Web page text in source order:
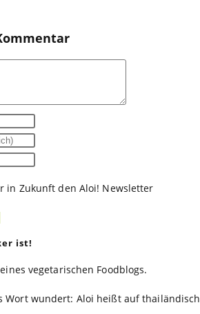
in Zukunft den Aloi! Newsletter
ist!
vegetarischen Foodblogs.
Wort wundert: Aloi heißt auf